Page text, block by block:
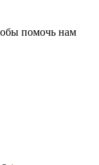
помочь нам